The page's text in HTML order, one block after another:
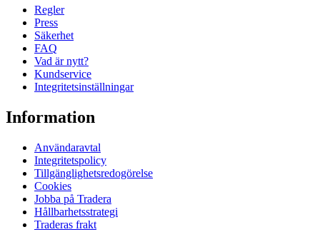
Regler
Press
Säkerhet
FAQ
Vad är nytt?
Kundservice
Integritetsinställningar
Information
Användaravtal
Integritetspolicy
Tillgänglighetsredogörelse
Cookies
Jobba på Tradera
Hållbarhetsstrategi
Traderas frakt